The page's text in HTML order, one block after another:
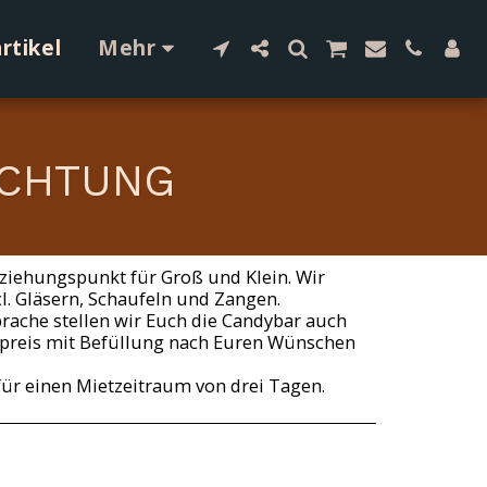
Mehr
für Groß und Klein. Wir
Gläsern, Schaufeln und Zangen.
stellen wir Euch die Candybar auch
mit Befüllung nach Euren Wünschen
einen Mietzeitraum von drei Tagen.